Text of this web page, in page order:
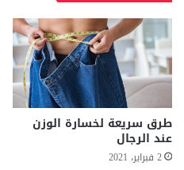
طرق سريعة لخسارة الوزن
عند الرجال
2 فبراير، 2021